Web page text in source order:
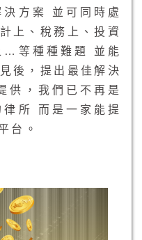
方案 並可同時處
上、稅務上、投資
…等種種難題 並能
後，提出最佳解決
供，我們已不再是
所 而是一家能提
台。